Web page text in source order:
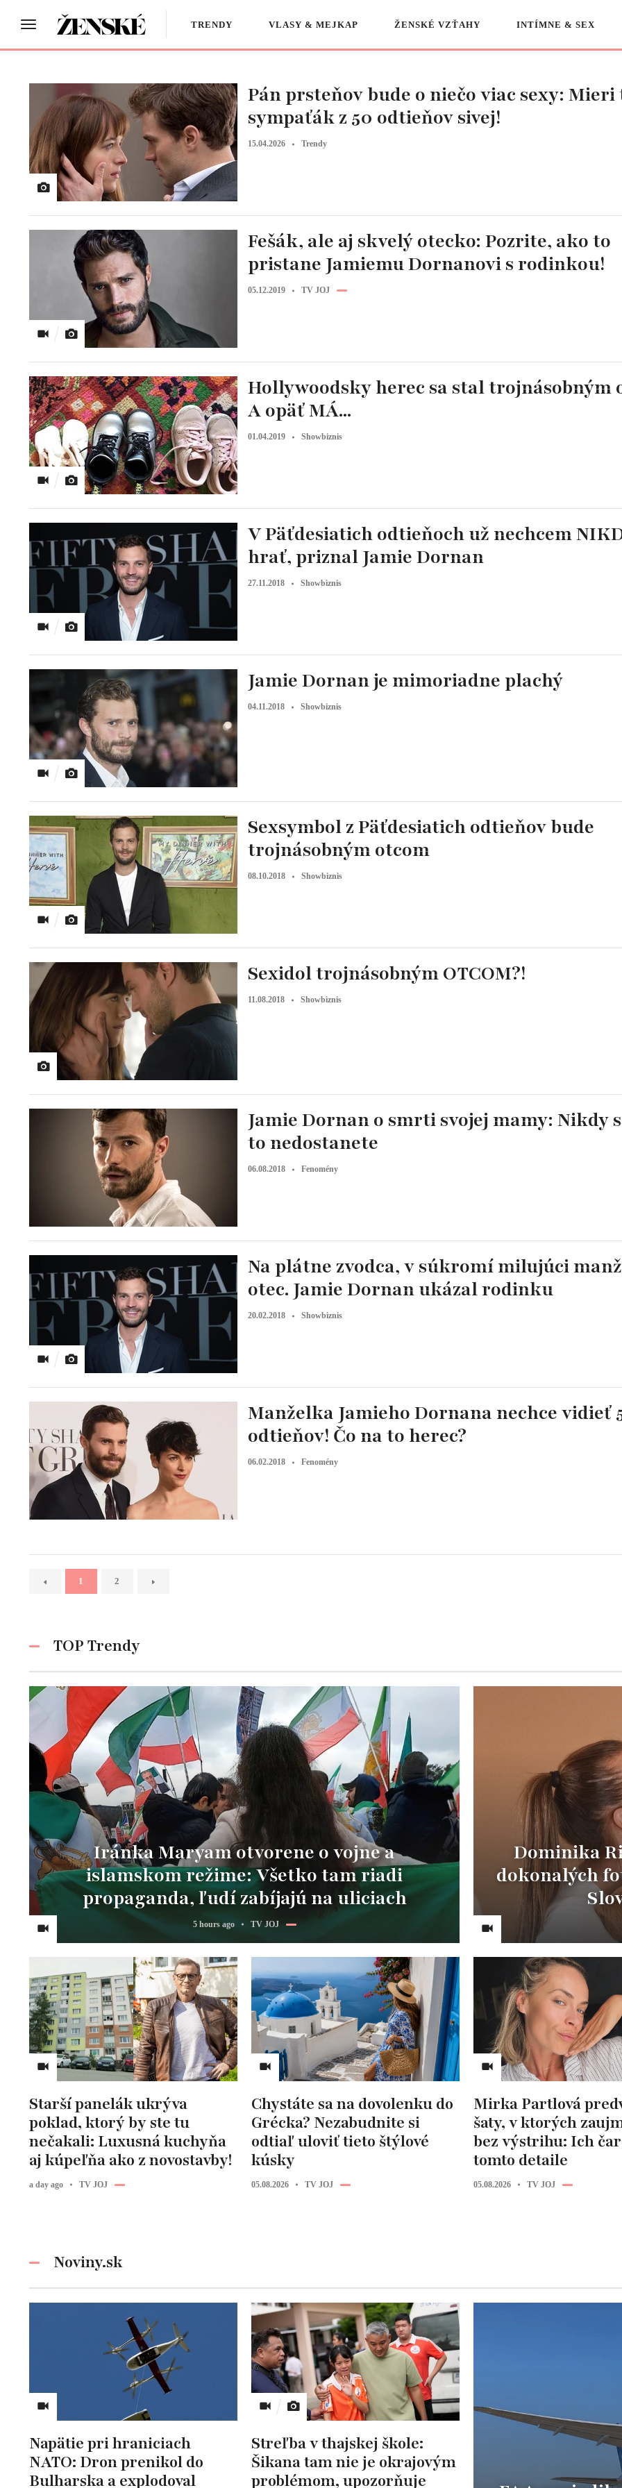
TRENDY VLASY & MEJKAP ŽENSKÉ VZŤAHY INTÍMNE & SEX
Pán prsteňov bude o niečo viac sexy:
sympaťák z 50 odtieňov sivej!
15.04.2026 Trendy
Fešák, ale aj skvelý otecko: Pozrite, ako to
pristane Jamiemu Dornanovi s rodinkou!
05.12.2019 TV JOJ
Hollywoodsky herec sa stal trojnásobným
A opäť MÁ...
01.04.2019 Showbiznis
V Päťdesiatich odtieňoch už nechcem
hrať, priznal Jamie Dornan
27.11.2018 Showbiznis
Jamie Dornan je mimoriadne plachý
04.11.2018 Showbiznis
Sexsymbol z Päťdesiatich odtieňov bude
trojnásobným otcom
08.10.2018 Showbiznis
Sexidol trojnásobným OTCOM?!
11.08.2018 Showbiznis
Jamie Dornan o smrti svojej mamy: Nikdy
to nedostanete
06.08.2018 Fenomény
Na plátne zvodca, v súkromí milujúci
otec. Jamie Dornan ukázal rodinku
20.02.2018 Showbiznis
Manželka Jamieho Dornana nechce vidieť
odtieňov! Čo na to herec?
06.02.2018 Fenomény
1 2
TOP Trendy
Iránka Maryam otvorene o vojne a
islamskom režime: Všetko tam riadi
propaganda, ľudí zabíjajú na uliciach
5 hours ago TV JOJ
Dominika
dokonalých
Starší panelák ukrýva
poklad, ktorý by ste tu
nečakali: Luxusná kuchyňa
aj kúpeľňa ako z novostavby!
a day ago TV JOJ
Chystáte sa na dovolenku do
Grécka? Nezabudnite si
odtiaľ uloviť tieto štýlové
kúsky
05.08.2026 TV JOJ
Mirka Partlová
šaty, v ktorých
bez výstrihu: Ich
tomto detaile
05.08.2026 TV JOJ
Noviny.sk
Napätie pri hraniciach
NATO: Dron prenikol do
Bulharska a explodoval
Streľba v thajskej škole:
Šikana tam nie je okrajovým
problémom, upozorňuje